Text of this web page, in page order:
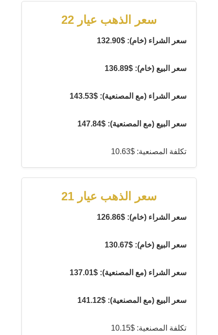
سعر الذهب عيار 22
سعر الشراء (خام): $132.90
سعر البيع (خام): $136.89
سعر الشراء (مع المصنعية): $143.53
سعر البيع (مع المصنعية): $147.84
تكلفة المصنعية: $10.63
سعر الذهب عيار 21
سعر الشراء (خام): $126.86
سعر البيع (خام): $130.67
سعر الشراء (مع المصنعية): $137.01
سعر البيع (مع المصنعية): $141.12
تكلفة المصنعية: $10.15